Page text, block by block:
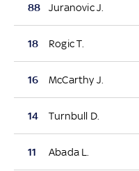
88 Juranovic J.
18 Rogic T.
16 McCarthy J.
14 Turnbull D.
11 Abada L.